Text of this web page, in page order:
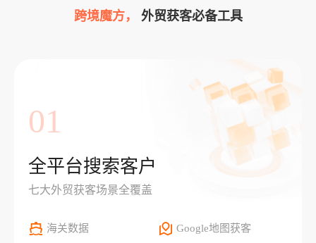
跨境魔方， 外贸获客必备工具
01
全平台搜索客户
七大外贸获客场景全覆盖
海关数据 Google地图获客